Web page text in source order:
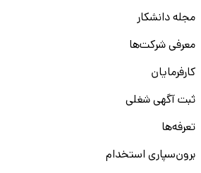
مجله دانشکار
معرفی شرکت‌ها
کارفرمایان
ثبت آگهی شغلی
تعرفه‌ها
برون‌سپاری استخدام